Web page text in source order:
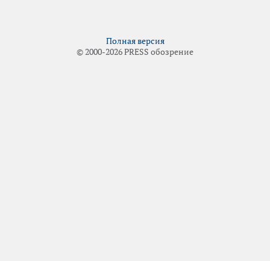
Полная версия
© 2000-2026 PRESS обозрение